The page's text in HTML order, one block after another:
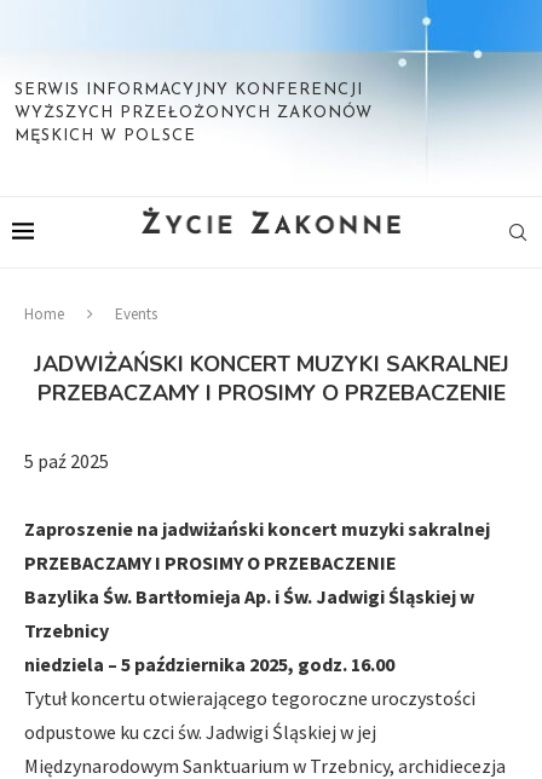
SERWIS INFORMACYJNY KONFERENCJI
WYŻSZYCH PRZEŁOŻONYCH ZAKONÓW
MĘSKICH W POLSCE
Home Events
JADWIŻAŃSKI KONCERT MUZYKI SAKRALNEJ
PRZEBACZAMY I PROSIMY O PRZEBACZENIE
5 paź 2025
Zaproszenie na jadwiżański koncert muzyki sakralnej
PRZEBACZAMY I PROSIMY O PRZEBACZENIE
Bazylika Św. Bartłomieja Ap. i Św. Jadwigi Śląskiej w
Trzebnicy
niedziela – 5 października 2025, godz. 16.00
Tytuł koncertu otwierającego tegoroczne uroczystości
odpustowe ku czci św. Jadwigi Śląskiej w jej
Międzynarodowym Sanktuarium w Trzebnicy, archidiecezja